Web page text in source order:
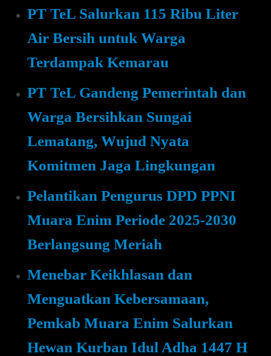
PT TeL Salurkan 115 Ribu Liter
Air Bersih untuk Warga
Terdampak Kemarau
PT TeL Gandeng Pemerintah dan
Warga Bersihkan Sungai
Lematang, Wujud Nyata
Komitmen Jaga Lingkungan
Pelantikan Pengurus DPD PPNI
Muara Enim Periode 2025-2030
Berlangsung Meriah
Menebar Keikhlasan dan
Menguatkan Kebersamaan,
Pemkab Muara Enim Salurkan
Hewan Kurban Idul Adha 1447 H